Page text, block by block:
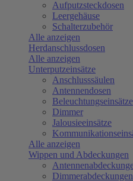
Aufputzsteckdosen
Leergehäuse
Schalterzubehör
Alle anzeigen
Herdanschlussdosen
Alle anzeigen
Unterputzeinsätze
Anschlusssäulen
Antennendosen
Beleuchtungseinsätze
Dimmer
Jalousieeinsätze
Alle anzeigen
Wippen und Abdeckungen
Dimmerabdeckungen